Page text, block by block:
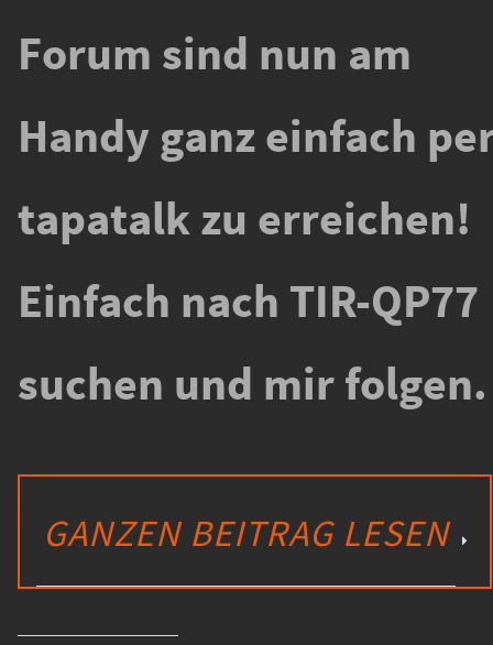
Forum sind nun am
Handy ganz einfach
tapatalk zu erreichen!
Einfach nach TIR-QP77
suchen und mir folgen.
GANZEN BEITRAG LESEN